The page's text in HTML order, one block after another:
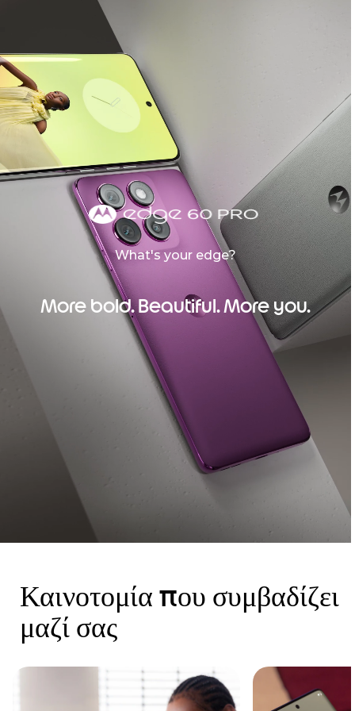
What's your edge?
More bold. Beautiful. More you.
Καινοτομία που συμβαδίζει
μαζί σας